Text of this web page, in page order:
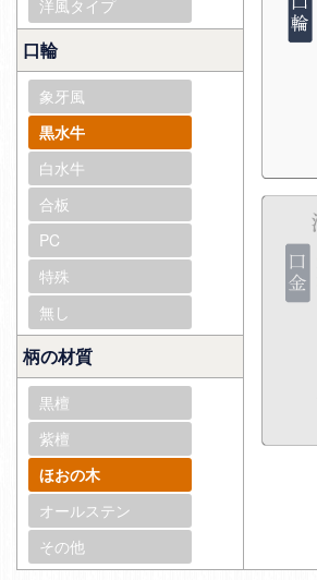
洋風タイプ
口輪
象牙風
黒水牛
白水牛
合板
PC
特殊
無し
柄の材質
黒檀
紫檀
ほおの木
オールステン
その他